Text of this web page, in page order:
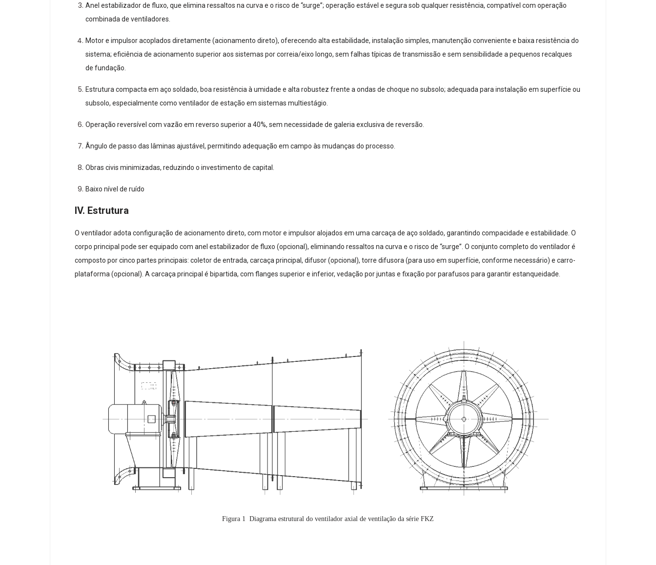
Anel estabilizador de fluxo, que elimina ressaltos na curva e o risco de “surge”; operação estável e segura sob qualquer resistência, compatível com operação
combinada de ventiladores.
Motor e impulsor acoplados diretamente (acionamento direto), oferecendo alta estabilidade, instalação simples, manutenção conveniente e baixa resistência do
sistema; eficiência de acionamento superior aos sistemas por correia/eixo longo, sem falhas típicas de transmissão e sem sensibilidade a pequenos recalques
de fundação.
Estrutura compacta em aço soldado, boa resistência à umidade e alta robustez frente a ondas de choque no subsolo; adequada para instalação em superfície ou
subsolo, especialmente como ventilador de estação em sistemas multiestágio.
Operação reversível com vazão em reverso superior a 40%, sem necessidade de galeria exclusiva de reversão.
Ângulo de passo das lâminas ajustável, permitindo adequação em campo às mudanças do processo.
Obras civis minimizadas, reduzindo o investimento de capital.
Baixo nível de ruído
IV. Estrutura
O ventilador adota configuração de acionamento direto, com motor e impulsor alojados em uma carcaça de aço soldado, garantindo compacidade e estabilidade. O
corpo principal pode ser equipado com anel estabilizador de fluxo (opcional), eliminando ressaltos na curva e o risco de “surge”. O conjunto completo do ventilador é
composto por cinco partes principais: coletor de entrada, carcaça principal, difusor (opcional), torre difusora (para uso em superfície, conforme necessário) e carro-
plataforma (opcional). A carcaça principal é bipartida, com flanges superior e inferior, vedação por juntas e fixação por parafusos para garantir estanqueidade.
Figura 1 Diagrama estrutural do ventilador axial de ventilação da série FKZ